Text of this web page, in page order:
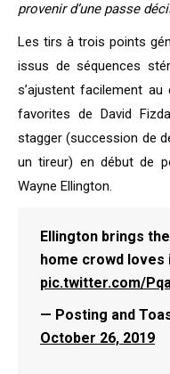
provenir d’une passe
Les tirs à trois points
issus de séquences
s’ajustent facilement au
favorites de David
stagger (succession de
un tireur) en début de
Wayne Ellington.
Ellington brings
home crowd loves
pic.twitter.com/
— Posting and
October 26, 2019